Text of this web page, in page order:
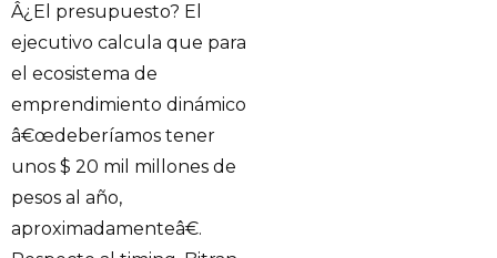
Â¿El presupuesto? El
ejecutivo calcula que para
el ecosistema de
emprendimiento dinámico
â€œdeberíamos tener
unos $ 20 mil millones de
pesos al año,
aproximadamenteâ€.